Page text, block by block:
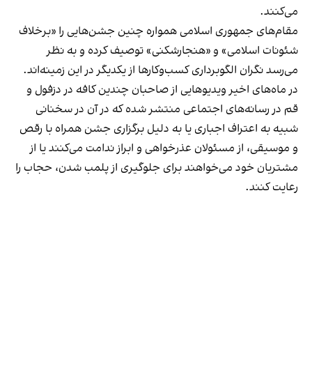
می‌کنند.
مقام‌های جمهوری اسلامی همواره چنین جشن‌هایی را «برخلاف
شئونات اسلامی» و «هنجارشکنی» توصیف کرده و به نظر
می‌رسد نگران الگوبرداری کسب‌وکارها از یکدیگر در این زمینه‌اند.
در ماه‌های اخیر ویدیوهایی از صاحبان چندین کافه در دزفول و
قم در رسانه‌های اجتماعی منتشر شده که در آن در سخنانی
شبیه به اعتراف اجباری یا به دلیل برگزاری جشن همراه با رقص
و موسیقی، از مسئولان عذرخواهی و ابراز ندامت می‌کنند یا از
مشتریان خود می‌خواهند برای جلوگیری از پلمب شدن، حجاب را
رعایت کنند.